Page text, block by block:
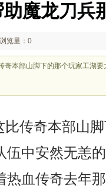
魔龙刀兵
浏览量：0
奇本部山脚下的那个玩家工湖
传奇本部山
伍中安然无恙
热血传奇去年